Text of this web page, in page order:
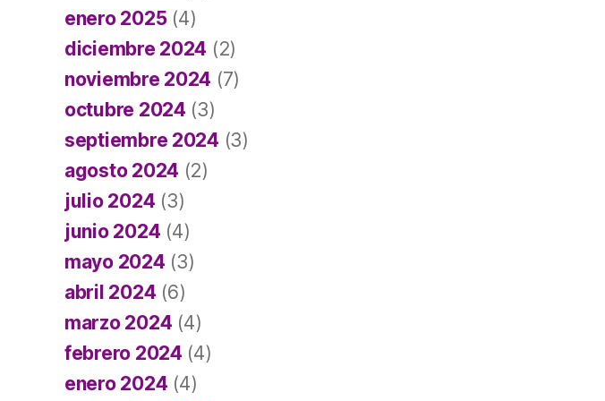
enero 2025(4)
diciembre 2024 (2)
noviembre 2024 (7)
octubre 2024 (3)
septiembre 2024 (3)
agosto 2024 (2)
julio 2024 (3)
junio 2024 (4)
mayo 2024 (3)
abril 2024 (6)
marzo 2024 (4)
febrero 2024 (4)
enero 2024 (4)